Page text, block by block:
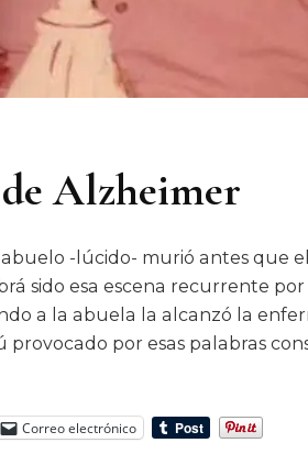
Alzheimer
-lúcido- murió antes que
sido esa escena recurrente
a la abuela la alcanzó la
por esas palabras
Correo electrónico